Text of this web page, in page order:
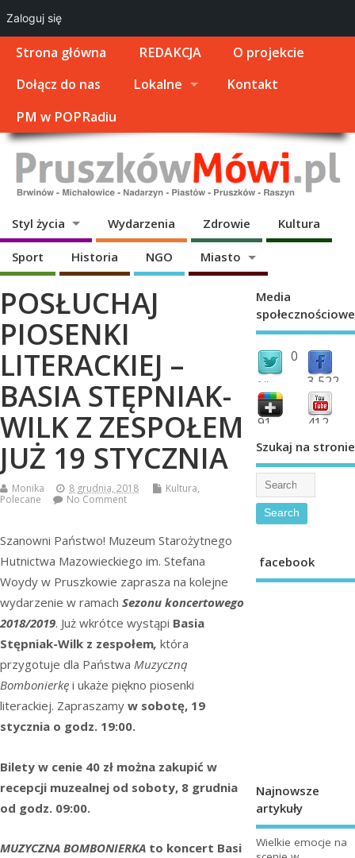
Strona główna REDAKCJA
O projekcie
Dołącz do nas
Lokalne
Kontakt
PM w POPRadiu
Styl życia Wydarzenia Zdrowie Kultura
Sport Historia NGO Miasto
POSŁUCHAJ
PIOSENKI
LITERACKIEJ –
BASIA STĘPNIAK-
WILK Z ZESPOŁEM
JUŻ 19 STYCZNIA
Monika 8 grudnia, 2018 Kultura,
Polecane
No Comment
Szanowni Państwo! Muzeum Starożytnego
Hutnictwa Mazowieckiego im. Stefana
Woydy w Pruszkowie zaprasza na kolejne
wydarzenie w ramach Sezonu koncertowego
2018/2019. Już wkrótce wystąpi Basia
Stępniak-Wilk z zespołem, która
przygotuje dla Państwa Muzyczną
Bombonierkę i ukaże piękno piosenki
literackiej. Zapraszamy w sobotę, 19
stycznia o godz. 19:00.
Bilety w cenie 40 zł można zakupić w
recepcji muzealnej od soboty, 8 grudnia
od godz. 09:00.
MUZYCZNA BOMBONIERKA to koncert Basi
Media
społecznościowe
0
followers 3,522
fans
91 412
Szukaj na stronie
facebook
Najnowsze
artykuły
Wielkie emocje na
Zaloguj się